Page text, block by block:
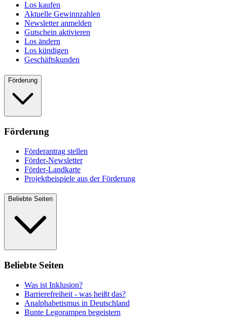
Los kaufen
Aktuelle Gewinnzahlen
Newsletter anmelden
Gutschein aktivieren
Los ändern
Los kündigen
Geschäftskunden
Förderung
Förderung
Förderantrag stellen
Förder-Newsletter
Förder-Landkarte
Projektbeispiele aus der Förderung
Beliebte Seiten
Beliebte Seiten
Was ist Inklusion?
Barrierefreiheit - was heißt das?
Analphabetismus in Deutschland
Bunte Legorampen begeistern